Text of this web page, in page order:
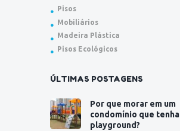
Pisos
Mobiliários
Madeira Plástica
Pisos Ecológicos
ÚLTIMAS POSTAGENS
Por que morar em um
condomínio que tenha
playground?